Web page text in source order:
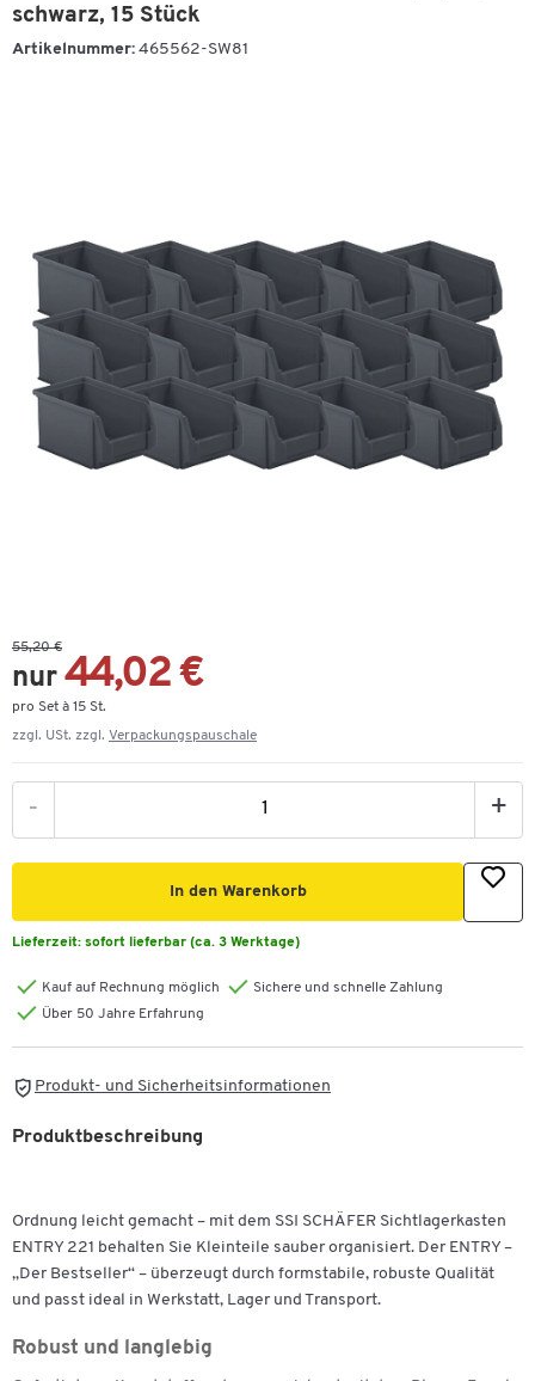
schwarz, 15 Stück
Artikelnummer: 465562-SW81
55,20 €
nur 44,02 €
pro Set à 15 St.
zzgl. USt. zzgl. Verpackungspauschale
- +
In den Warenkorb
Lieferzeit: sofort lieferbar (ca. 3 Werktage)
Kauf auf Rechnung möglich
Sichere und schnelle Zahlung
Über 50 Jahre Erfahrung
Produkt- und Sicherheitsinformationen
Produktbeschreibung
Ordnung leicht gemacht – mit dem SSI SCHÄFER Sichtlagerkasten
ENTRY 221 behalten Sie Kleinteile sauber organisiert. Der ENTRY –
„Der Bestseller“ – überzeugt durch formstabile, robuste Qualität
und passt ideal in Werkstatt, Lager und Transport.
Robust und langlebig